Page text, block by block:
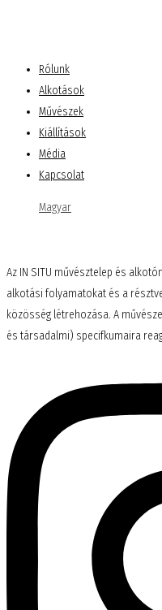
Rólunk
Alkotások
Művészek
Kiállítások
Média
Kapcsolat
Magyar
Az IN SITU művésztelep és
alkotási folyamatokat és a
közösség létrehozása. A
és társadalmi) specifkumaira